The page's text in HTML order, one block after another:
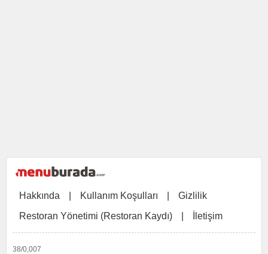
Hakkında Kullanım Koşulları
Gizlilik
Restoran Yönetimi (Restoran Kaydı)
İletişim
38/0,007